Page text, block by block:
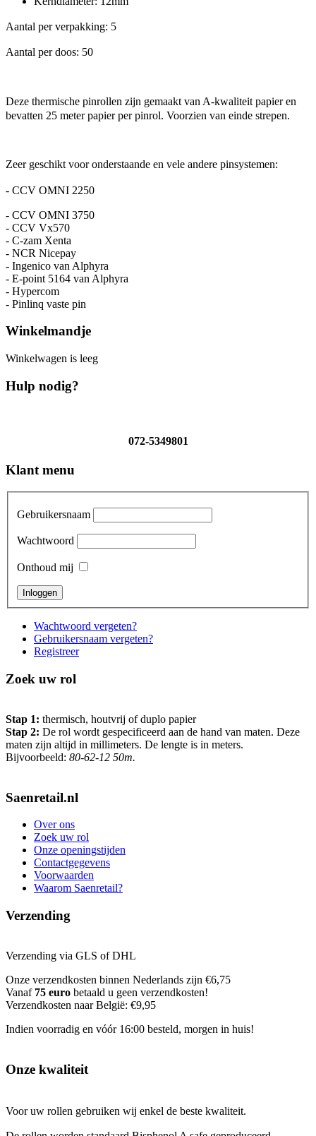
Aantal per verpakking: 5
Aantal per doos: 50
Deze thermische pinrollen zijn gemaakt van A-kwaliteit papier en
bevatten 25 meter papier per pinrol. Voorzien van einde strepen.
Zeer geschikt voor onderstaande en vele andere pinsystemen:
- CCV OMNI 2250
- CCV OMNI 3750
- CCV Vx570
- C-zam Xenta
- NCR Nicepay
- Ingenico van Alphyra
- E-point 5164 van Alphyra
- Hypercom
- Pinlinq vaste pin
Winkelmandje
Winkelwagen is leeg
Hulp nodig?
072-5349801
Klant menu
Gebruikersnaam
Wachtwoord
Onthoud mij
Wachtwoord vergeten?
Gebruikersnaam vergeten?
Registreer
Zoek uw rol
Stap 1: thermisch, houtvrij of duplo papier
Stap 2: De rol wordt gespecificeerd aan de hand van maten. Deze
maten zijn altijd in millimeters. De lengte is in meters.
Bijvoorbeeld: 80-62-12 50m.
Saenretail.nl
Over ons
Zoek uw rol
Onze openingstijden
Contactgegevens
Voorwaarden
Waarom Saenretail?
Verzending
Verzending via GLS of DHL
Onze verzendkosten binnen Nederlands zijn €6,75
Vanaf 75 euro betaald u geen verzendkosten!
Verzendkosten naar België: €9,95
Indien voorradig en vóór 16:00 besteld, morgen in huis!
Onze kwaliteit
Voor uw rollen gebruiken wij enkel de beste kwaliteit.